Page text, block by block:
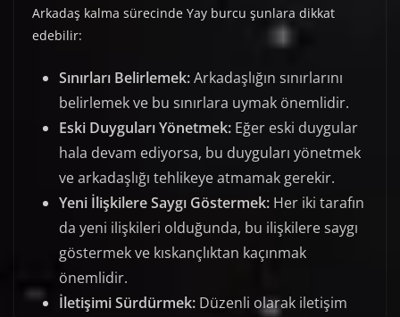
Arkadaş kalma sürecinde Yay burcu şunlara dikkat
edebilir:
Sınırları Belirlemek:Arkadaşlığın sınırlarını
belirlemek ve bu sınırlara uymak önemlidir.
Eski Duyguları Yönetmek: Eğer eski duygular
hala devam ediyorsa, bu duyguları yönetmek
ve arkadaşlığı tehlikeye atmamak gerekir.
Yeni İlişkilere Saygı Göstermek: Her iki tarafın
da yeni ilişkileri olduğunda, bu ilişkilere saygı
göstermek ve kıskançlıktan kaçınmak
önemlidir.
İletişimi Sürdürmek: Düzenli olarak iletişim